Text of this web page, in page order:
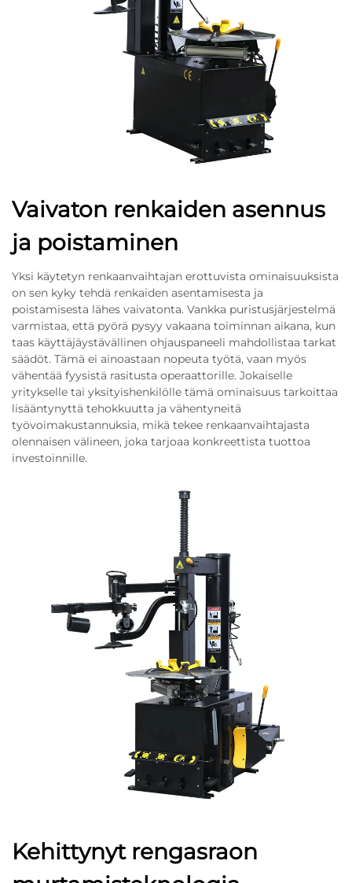
Vaivaton renkaiden asennus
ja poistaminen
Yksi käytetyn renkaanvaihtajan erottuvista ominaisuuksista
on sen kyky tehdä renkaiden asentamisesta ja
poistamisesta lähes vaivatonta. Vankka puristusjärjestelmä
varmistaa, että pyörä pysyy vakaana toiminnan aikana, kun
taas käyttäjäystävällinen ohjauspaneeli mahdollistaa tarkat
säädöt. Tämä ei ainoastaan nopeuta työtä, vaan myös
vähentää fyysistä rasitusta operaattorille. Jokaiselle
yritykselle tai yksityishenkilölle tämä ominaisuus tarkoittaa
lisääntynyttä tehokkuutta ja vähentyneitä
työvoimakustannuksia, mikä tekee renkaanvaihtajasta
olennaisen välineen, joka tarjoaa konkreettista tuottoa
investoinnille.
Kehittynyt rengasraon